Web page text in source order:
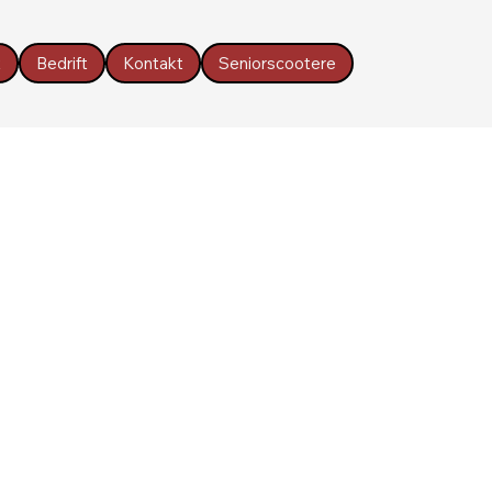
Bedrift Kontakt Seniorscootere